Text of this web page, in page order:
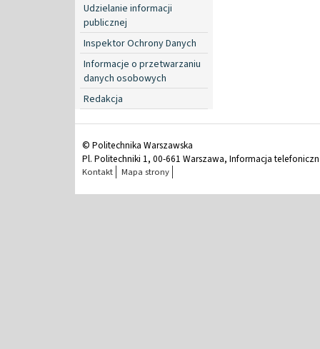
Udzielanie informacji
publicznej
Inspektor Ochrony Danych
Informacje o przetwarzaniu
danych osobowych
Redakcja
© Politechnika Warszawska
Pl. Politechniki 1, 00-661 Warszawa, Informacja
Kontakt Mapa strony